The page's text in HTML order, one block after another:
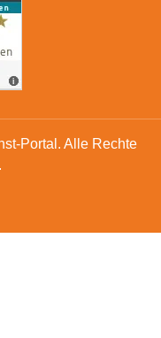
Portal. Alle Rechte